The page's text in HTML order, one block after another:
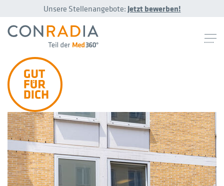
Unsere Stellenangebote: Jetzt bewerben!